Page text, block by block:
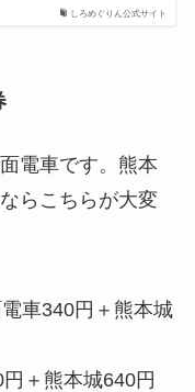
しろめぐりん公式サイト
電車です。熊本
らこちらが大変
車340円＋熊本城
＋熊本城640円